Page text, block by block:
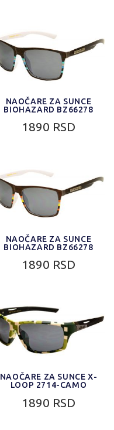
NAOČARE ZA SUNCE
BIOHAZARD BZ66278
1890 RSD
NAOČARE ZA SUNCE
BIOHAZARD BZ66278
1890 RSD
NAOČARE ZA SUNCE X-
LOOP 2714-CAMO
1890 RSD